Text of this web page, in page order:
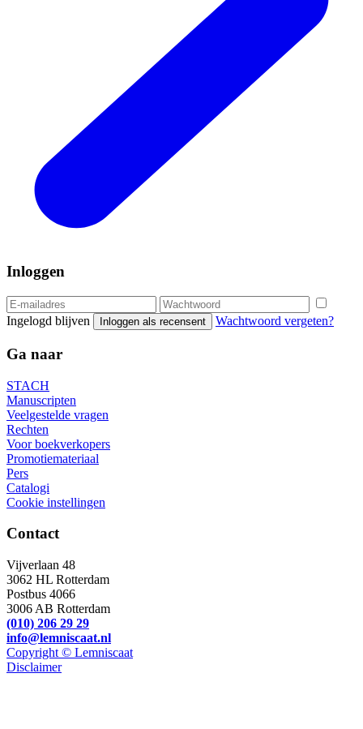
Inloggen
Ingelogd blijven Inloggen als recensent Wachtwoord vergeten?
Ga naar
STACH
Manuscripten
Veelgestelde vragen
Rechten
Voor boekverkopers
Promotiemateriaal
Pers
Catalogi
Cookie instellingen
Contact
Vijverlaan 48
3062 HL Rotterdam
Postbus 4066
3006 AB Rotterdam
(010) 206 29 29
info@lemniscaat.nl
Copyright © Lemniscaat
Disclaimer